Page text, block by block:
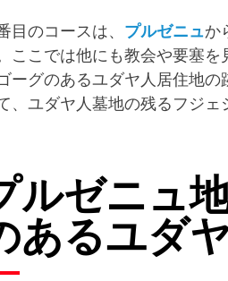
目のコースは、 プルゼニュか
ここでは他にも教会や要塞
ーグのあるユダヤ人居住地
、ユダヤ人墓地の残るフジェ
ルゼニュ
あるユダ